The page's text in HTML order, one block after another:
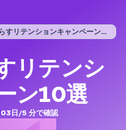
結果をもたらすリテンションキャンペーン1...
リテンシ
ン10選
日/5 分で確認